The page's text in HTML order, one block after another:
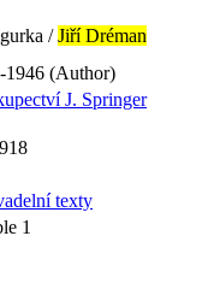
/Jiří Dréman
1946 (Author)
J. Springer
texty
1